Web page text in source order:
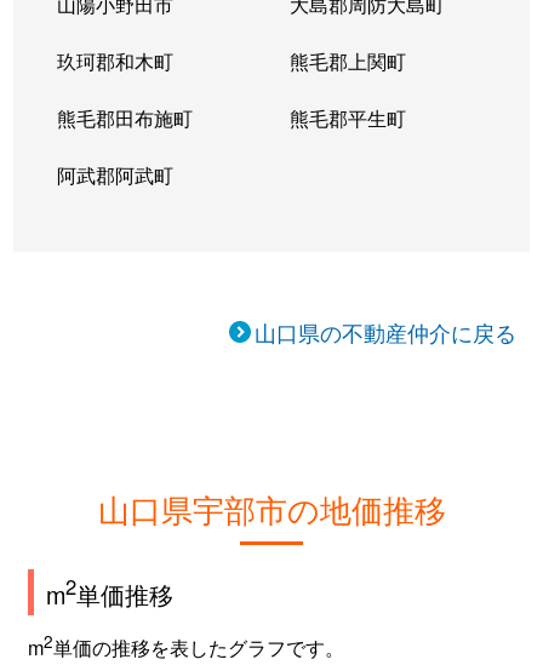
玖珂郡和木町 熊毛郡上関町
熊毛郡田布施町 熊毛郡平生町
阿武郡阿武町
山口県の不動産仲介に戻る
山口県宇部市の地価推移
m2単価推移
m2単価の推移を表したグラフです。